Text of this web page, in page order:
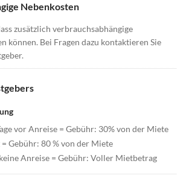
Nebenkosten
zusätzlich verbrauchsabhängige
können. Bei Fragen dazu kontaktieren Sie
vor Anreise = Gebühr: 30% von der Miete
Gebühr: 80 % von der Miete
Anreise = Gebühr: Voller Mietbetrag